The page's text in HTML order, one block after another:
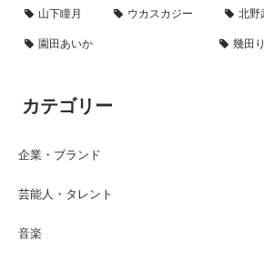
山下瞳月
ウカスカジー 北野
園田あいか
幾田
カテゴリー
企業・ブランド
芸能人・タレント
音楽